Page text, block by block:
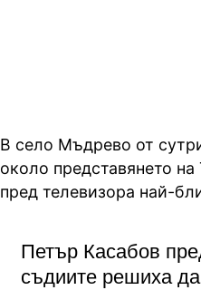
В село Мъдрево от
около представянето
пред телевизора най-
Петър Касабов
съдиите решиха